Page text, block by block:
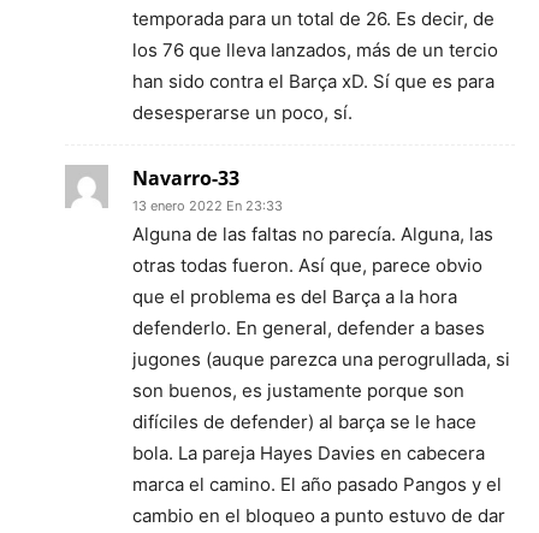
temporada para un total de 26. Es decir, de
los 76 que lleva lanzados, más de un tercio
han sido contra el Barça xD. Sí que es para
desesperarse un poco, sí.
Navarro-33
13 enero 2022 En 23:33
Alguna de las faltas no parecía. Alguna, las
otras todas fueron. Así que, parece obvio
que el problema es del Barça a la hora
defenderlo. En general, defender a bases
jugones (auque parezca una perogrullada, si
son buenos, es justamente porque son
difíciles de defender) al barça se le hace
bola. La pareja Hayes Davies en cabecera
marca el camino. El año pasado Pangos y el
cambio en el bloqueo a punto estuvo de dar